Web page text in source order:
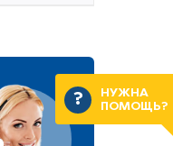
НУЖНА
ПОМОЩЬ?